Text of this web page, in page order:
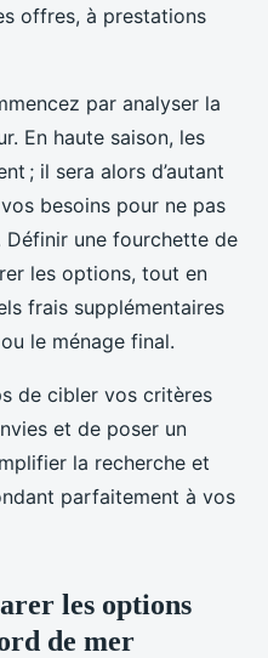
offres, à prestations
par analyser la
En haute saison, les
; il sera alors d’autant
besoins pour ne pas
Définir une fourchette de
les options, tout en
frais supplémentaires
le ménage final.
de cibler vos critères
et de poser un
la recherche et
parfaitement à vos
les options
de mer